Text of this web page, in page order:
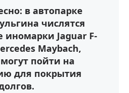
в автопарке
числятся
Jaguar F-
Maybach,
пойти на
для покрытия